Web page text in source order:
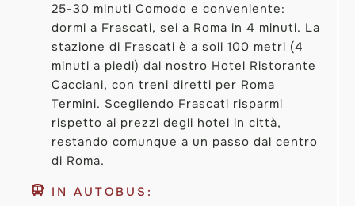
25-30 minuti Comodo e conveniente:
dormi a Frascati, sei a Roma in 4 minuti. La
stazione di Frascati è a soli 100 metri (4
minuti a piedi) dal nostro Hotel Ristorante
Cacciani, con treni diretti per Roma
Termini. Scegliendo Frascati risparmi
rispetto ai prezzi degli hotel in città,
restando comunque a un passo dal centro
di Roma.
IN AUTOBUS: